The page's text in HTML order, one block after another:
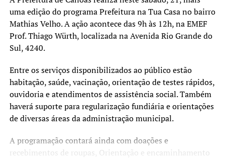
uma edição do programa Prefeitura na Tua Casa no bairro
Mathias Velho. A ação acontece das 9h às 12h, na EMEF
Prof. Thiago Würth, localizada na Avenida Rio Grande do
Sul, 4240.
Entre os serviços disponibilizados ao público estão
habitação, saúde, vacinação, orientação de testes rápidos,
ouvidoria e atendimentos de assistência social. Também
haverá suporte para regularização fundiária e orientações
de diversas áreas da administração municipal.
A programação contará ainda com doações e
recebimentos de roupas, Orientação e encaminhamento